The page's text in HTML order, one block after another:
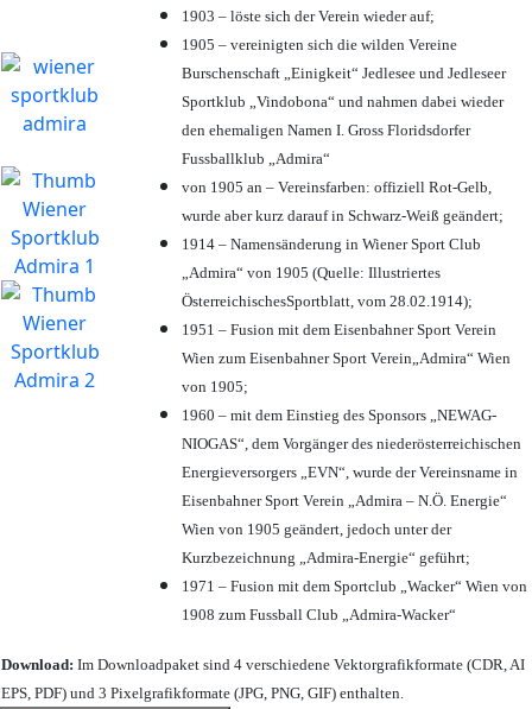
1903 – löste sich der Verein wieder auf;
1905 – vereinigten sich die wilden Vereine
Burschenschaft „Einigkeit“ Jedlesee und Jedleseer
Sportklub „Vindobona“ und nahmen dabei wieder
den ehemaligen Namen I. Gross Floridsdorfer
Fussballklub „Admira“
von 1905 an – Vereinsfarben: offiziell Rot-Gelb,
wurde aber kurz darauf in Schwarz-Weiß geändert;
1914 – Namensänderung in Wiener Sport Club
„Admira“ von 1905 (Quelle: Illustriertes
ÖsterreichischesSportblatt, vom 28.02.1914);
1951 – Fusion mit dem Eisenbahner Sport Verein
Wien zum Eisenbahner Sport Verein„Admira“ Wien
von 1905;
1960 – mit dem Einstieg des Sponsors „NEWAG-
NIOGAS“, dem Vorgänger des niederösterreichischen
Energieversorgers „EVN“, wurde der Vereinsname in
Eisenbahner Sport Verein „Admira – N.Ö. Energie“
Wien von 1905 geändert, jedoch unter der
Kurzbezeichnung „Admira-Energie“ geführt;
1971 – Fusion mit dem Sportclub „Wacker“ Wien von
1908 zum Fussball Club „Admira-Wacker“
Download: Im Downloadpaket sind 4 verschiedene Vektorgrafikformate (CDR, AI
EPS, PDF) und 3 Pixelgrafikformate (JPG, PNG, GIF) enthalten.